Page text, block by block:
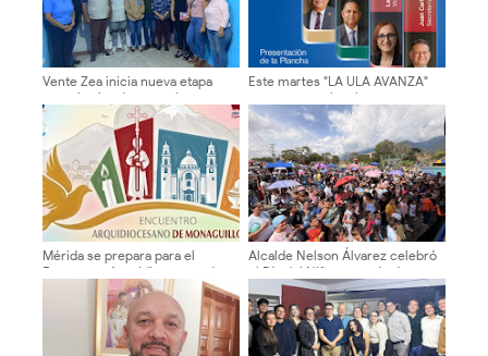
Vente Zea inicia nueva etapa
organizativa de cara a la
transformación nacional y la
renovación de poderes
Este martes "LA ULA AVANZA"
presenta su plancha
Mérida se prepara para el
Encuentro Arquidiocesano de
Monaguillos 2026
Alcalde Nelson Álvarez celebró
el Día del Niño con más de
2.000 asistentes